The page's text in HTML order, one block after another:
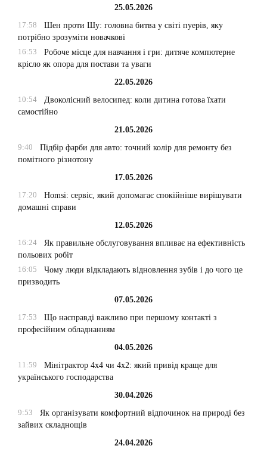
25.05.2026
17:58
Шен проти Шу: головна битва у світі пуерів, яку
потрібно зрозуміти новачкові
16:53
Робоче місце для навчання і гри: дитяче компютерне
крісло як опора для постави та уваги
22.05.2026
10:54
Двоколісний велосипед: коли дитина готова їхати
самостійно
21.05.2026
9:40
Підбір фарби для авто: точний колір для ремонту без
помітного різнотону
17.05.2026
17:20
Homsi: сервіс, який допомагає спокійніше вирішувати
домашні справи
12.05.2026
16:24
Як правильне обслуговування впливає на ефективність
польових робіт
16:05
Чому люди відкладають відновлення зубів і до чого це
призводить
07.05.2026
17:53
Що насправді важливо при першому контакті з
професійним обладнанням
04.05.2026
11:59
Мінітрактор 4х4 чи 4х2: який привід краще для
українського господарства
30.04.2026
9:53
Як організувати комфортний відпочинок на природі без
зайвих складнощів
24.04.2026